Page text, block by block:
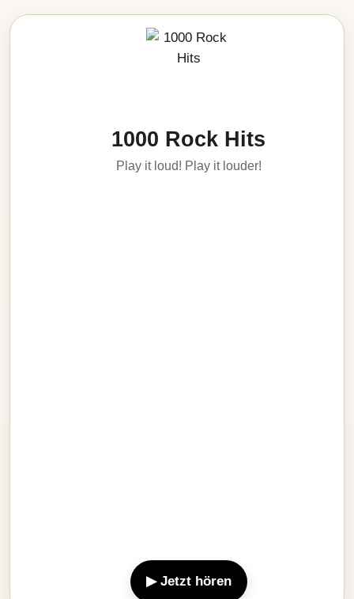
1000 Rock Hits
Play it loud! Play it louder!
▶ Jetzt hören